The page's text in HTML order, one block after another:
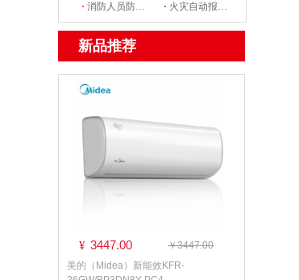
·消防人员防护设备 · 火灾自动报警设备
新品推荐
¥ 3447.00
￥3447.00
美的（Midea）新能效KFR-